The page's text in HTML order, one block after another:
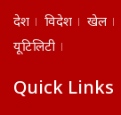
देश विदेश खेल
यूटिलिटी
Quick Links